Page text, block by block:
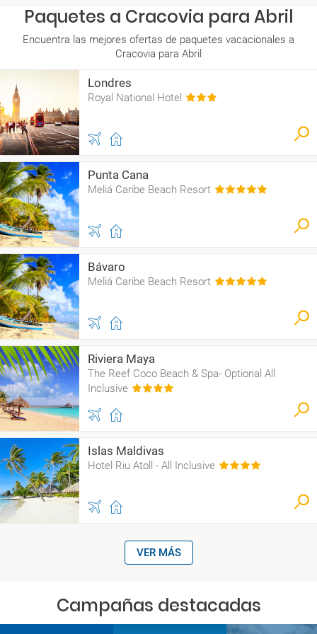
Paquetes a Cracovia para Abril
Encuentra las mejores ofertas de paquetes vacacionales a
Cracovia para Abril
Londres
Royal National Hotel
Punta Cana
Meliá Caribe Beach Resort
Bávaro
Meliá Caribe Beach Resort
Riviera Maya
The Reef Coco Beach & Spa- Optional All
Inclusive
Islas Maldivas
Hotel Riu Atoll - All Inclusive
VER MÁS
Campañas destacadas